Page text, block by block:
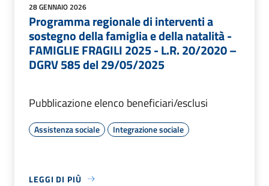
28 GENNAIO 2026
Programma regionale di interventi a
sostegno della famiglia e della natalità -
FAMIGLIE FRAGILI 2025 - L.R. 20/2020 –
DGRV 585 del 29/05/2025
Pubblicazione elenco beneficiari/esclusi
Assistenza sociale Integrazione sociale
LEGGI DI PIÙ